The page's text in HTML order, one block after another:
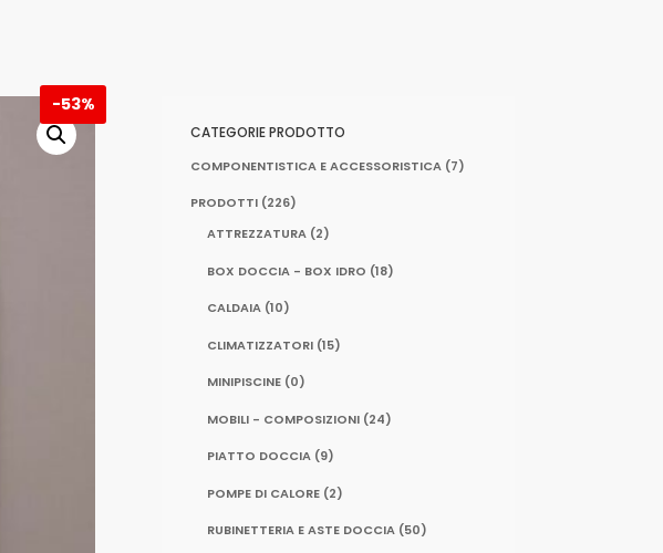
-53%
CATEGORIE PRODOTTO
COMPONENTISTICA E ACCESSORISTICA (7)
PRODOTTI (226)
ATTREZZATURA (2)
BOX DOCCIA - BOX IDRO (18)
CALDAIA (10)
CLIMATIZZATORI (15)
MINIPISCINE (0)
MOBILI - COMPOSIZIONI (24)
PIATTO DOCCIA (9)
POMPE DI CALORE (2)
RUBINETTERIA E ASTE DOCCIA (50)